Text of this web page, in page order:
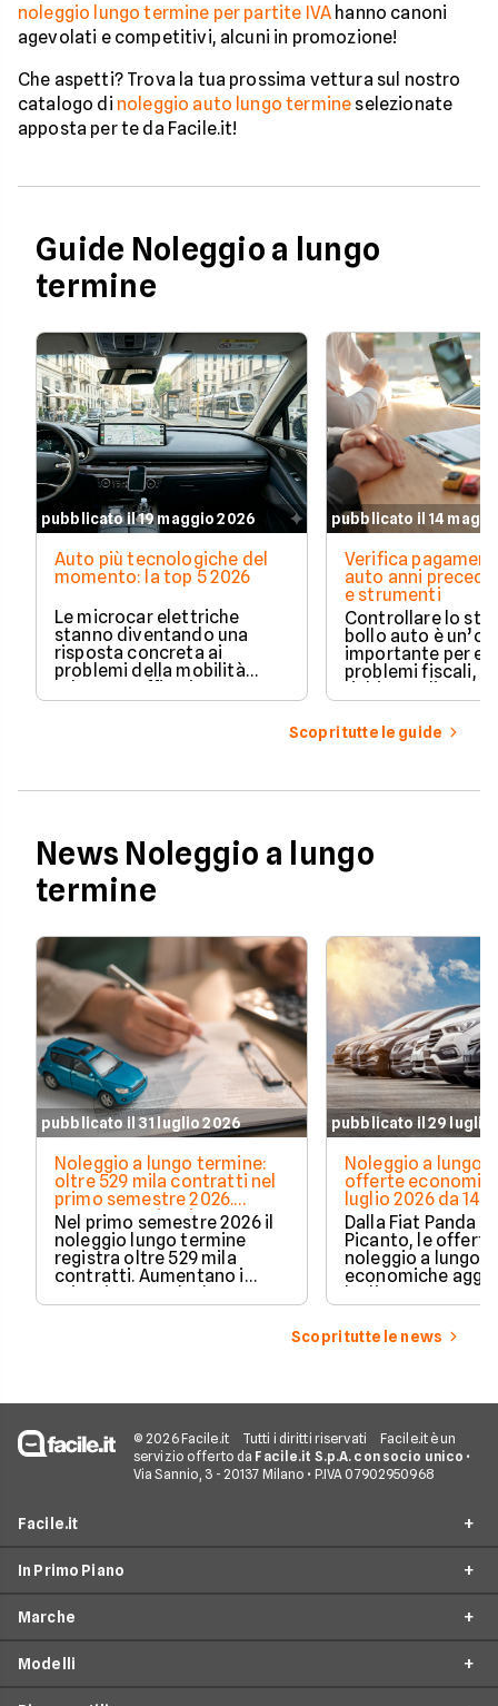
noleggio lungo termine per partite IVA hanno canoni
agevolati e competitivi, alcuni in promozione!
Che aspetti? Trova la tua prossima vettura sul nostro
catalogo di noleggio auto lungo termine selezionate
apposta per te da Facile.it!
Guide Noleggio a lungo
termine
pubblicato il 19 maggio 2026
Auto più tecnologiche del
momento: la top 5 2026
Le microcar elettriche
stanno diventando una
risposta concreta ai
problemi della mobilità
urbana: traffico intenso,
parcheggi limitati e costi di
pubblicato il 14
Verifica
auto anni
e strumenti
Controllare lo
bollo auto è
importante per
problemi fiscali,
richieste di
inattese.
Scopri tutte le guide
News Noleggio a lungo
termine
pubblicato il 31 luglio 2026
Noleggio a lungo termine:
oltre 529 mila contratti nel
primo semestre 2026.
Crescono privati e auto
elettrificate
Nel primo semestre 2026 il
noleggio lungo termine
registra oltre 529 mila
contratti. Aumentano i
privati, cresce la durata
media e accelerano ibride
pubblicato il 29 luglio
Noleggio a lungo
offerte
luglio 2026 da
Dalla Fiat Panda
Picanto, le
noleggio a lungo
economiche
luglio 2026, con
partire da 148€ al
Scopri tutte le news
© 2026 Facile.it Tutti i diritti riservati
Facile.it è un
servizio offerto da Facile.it S.p.A. con socio unico •
Via Sannio, 3 - 20137 Milano • P.IVA 07902950968
Facile.it
Perché scegliere Facile.it
Spot TV
In Primo Piano
Noleggio lungo termine privati
Noleggio lungo termine partite iva
Marche
Modelli